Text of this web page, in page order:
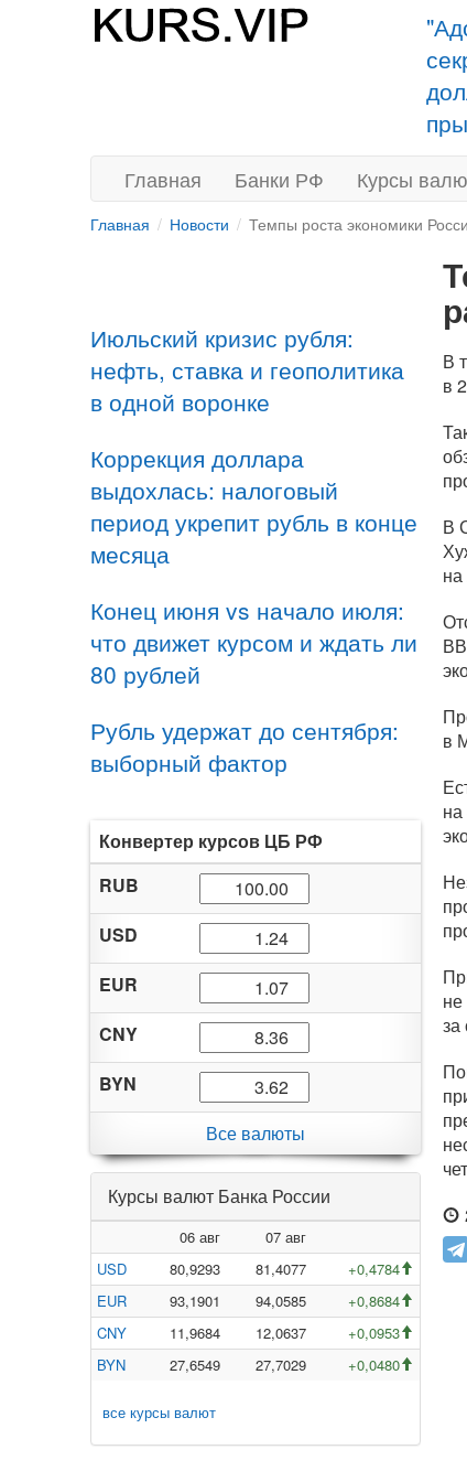
Главная Банки РФ Курсы
Главная Новости Темпы роста экономики
Июльский кризис рубля:
нефть, ставка и геополитика
в одной воронке
Коррекция доллара
выдохлась: налоговый
период укрепит рубль в конце
месяца
Конец июня vs начало июля:
что движет курсом и ждать ли
80 рублей
Рубль удержат до сентября:
выборный фактор
Конвертер курсов ЦБ РФ
RUB
USD
EUR
CNY
BYN
Все валюты
Курсы валют Банка России
06 авг
07 авг
USD
80,9293 81,4077
+0,4784
EUR
93,1901 94,0585
+0,8684
CNY
11,9684 12,0637
+0,0953
BYN
27,6549 27,7029 +0,0480
все курсы валют
В
в
В
на
в
за